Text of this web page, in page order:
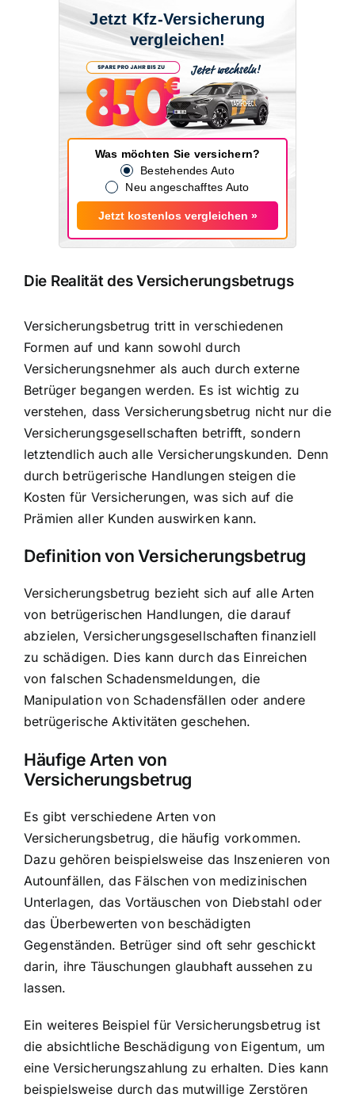
Jetzt Kfz-Versicherung
vergleichen!
Was möchten Sie versichern?
Bestehendes Auto
Neu angeschafftes Auto
Jetzt kostenlos vergleichen »
Die Realität des Versicherungsbetrugs
Versicherungsbetrug tritt in verschiedenen
Formen auf und kann sowohl durch
Versicherungsnehmer als auch durch externe
Betrüger begangen werden. Es ist wichtig zu
verstehen, dass Versicherungsbetrug nicht nur die
Versicherungsgesellschaften betrifft, sondern
letztendlich auch alle Versicherungskunden. Denn
durch betrügerische Handlungen steigen die
Kosten für Versicherungen, was sich auf die
Prämien aller Kunden auswirken kann.
Definition von Versicherungsbetrug
Versicherungsbetrug bezieht sich auf alle Arten
von betrügerischen Handlungen, die darauf
abzielen, Versicherungsgesellschaften finanziell
zu schädigen. Dies kann durch das Einreichen
von falschen Schadensmeldungen, die
Manipulation von Schadensfällen oder andere
betrügerische Aktivitäten geschehen.
Häufige Arten von
Versicherungsbetrug
Es gibt verschiedene Arten von
Versicherungsbetrug, die häufig vorkommen.
Dazu gehören beispielsweise das Inszenieren von
Autounfällen, das Fälschen von medizinischen
Unterlagen, das Vortäuschen von Diebstahl oder
das Überbewerten von beschädigten
Gegenständen. Betrüger sind oft sehr geschickt
darin, ihre Täuschungen glaubhaft aussehen zu
lassen.
Ein weiteres Beispiel für Versicherungsbetrug ist
die absichtliche Beschädigung von Eigentum, um
eine Versicherungszahlung zu erhalten. Dies kann
beispielsweise durch das mutwillige Zerstören